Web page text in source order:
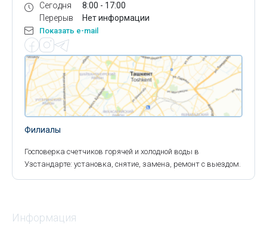
Сегодня
Перерыв
8:00 - 17:00
Нет информации
Показать e-mail
Филиалы
Госповерка счетчиков горячей и холодной воды в
Узстандарте: установка, снятие, замена, ремонт с выездом.
Информация